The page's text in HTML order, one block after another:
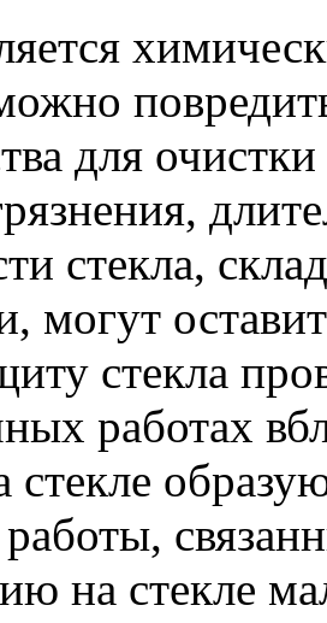
для
стекла,
могут
стекла
работах
стекле
на стекле